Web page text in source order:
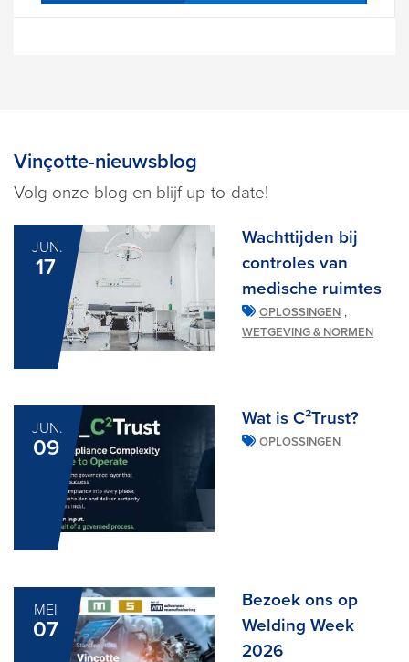
Vinçotte-nieuwsblog
Volg onze blog en blijf up-to-date!
JUN.
17
Wachttijden bij
controles van
medische ruimtes
OPLOSSINGEN ,
WETGEVING & NORMEN
JUN.
09
Wat is C²Trust?
OPLOSSINGEN
MEI
07
Bezoek ons op
Welding Week
2026